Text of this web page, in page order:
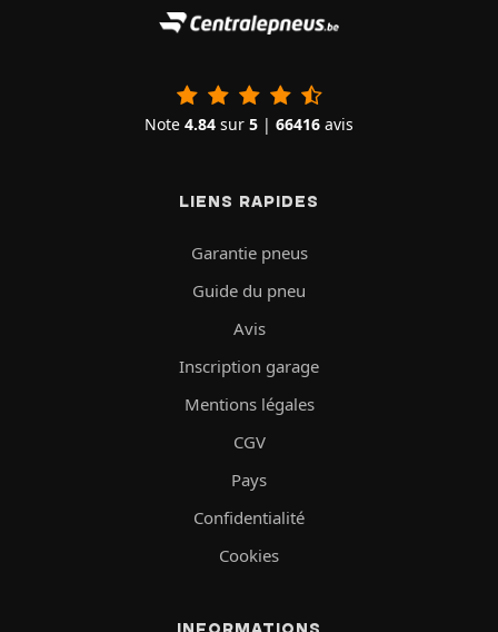
Note 4.84 sur 5 | 66416 avis
LIENS RAPIDES
Garantie pneus
Guide du pneu
Avis
Inscription garage
Mentions légales
CGV
Pays
Confidentialité
Cookies